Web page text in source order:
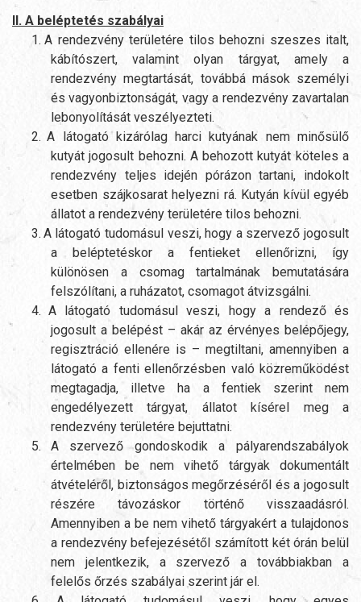
II. A beléptetés szabályai
1. A rendezvény területére tilos behozni szeszes italt,
kábítószert, valamint olyan tárgyat, amely a
rendezvény megtartását, továbbá mások személyi
és vagyonbiztonságát, vagy a rendezvény zavartalan
lebonyolítását veszélyezteti.
2. A látogató kizárólag harci kutyának nem minősülő
kutyát jogosult behozni. A behozott kutyát köteles a
rendezvény teljes idején pórázon tartani, indokolt
esetben szájkosarat helyezni rá. Kutyán kívül egyéb
állatot a rendezvény területére tilos behozni.
3. A látogató tudomásul veszi, hogy a szervező jogosult
a beléptetéskor a fentieket ellenőrizni, így
különösen a csomag tartalmának bemutatására
felszólítani, a ruházatot, csomagot átvizsgálni.
4. A látogató tudomásul veszi, hogy a rendező és
jogosult a belépést – akár az érvényes belépőjegy,
regisztráció ellenére is – megtiltani, amennyiben a
látogató a fenti ellenőrzésben való közreműködést
megtagadja, illetve ha a fentiek szerint nem
engedélyezett tárgyat, állatot kísérel meg a
rendezvény területére bejuttatni.
5.
A szervező gondoskodik a pályarendszabályok
értelmében be nem vihető tárgyak dokumentált
átvételéről, biztonságos megőrzéséről és a jogosult
részére távozáskor történő visszaadásról.
Amennyiben a be nem vihető tárgyakért a tulajdonos
a rendezvény befejezésétől számított két órán belül
nem jelentkezik, a szervező a továbbiakban a
felelős őrzés szabályai szerint jár el.